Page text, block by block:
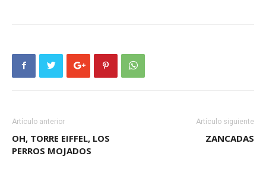
Artículo anterior
OH, TORRE EIFFEL, LOS
PERROS MOJADOS
Artículo siguiente
ZANCADAS